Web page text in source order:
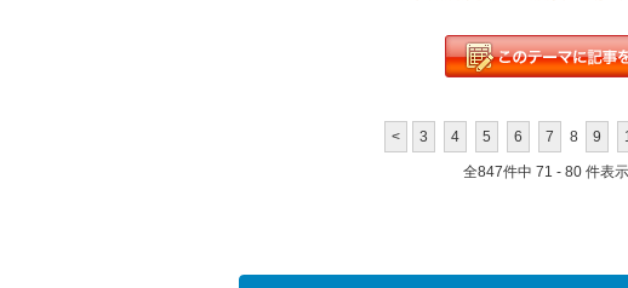
< 3 4 5 6 7 8 9
全847件中 71 - 80 件表